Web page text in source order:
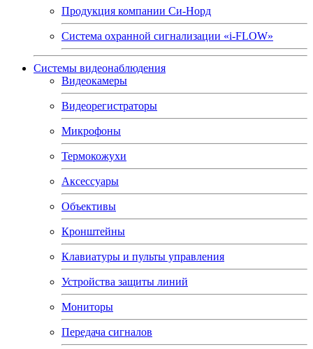
Продукция компании Си-Норд
Система охранной сигнализации «i-FLOW»
Системы видеонаблюдения
Видеокамеры
Видеорегистраторы
Микрофоны
Термокожухи
Аксессуары
Объективы
Кронштейны
Клавиатуры и пульты управления
Устройства защиты линий
Мониторы
Передача сигналов